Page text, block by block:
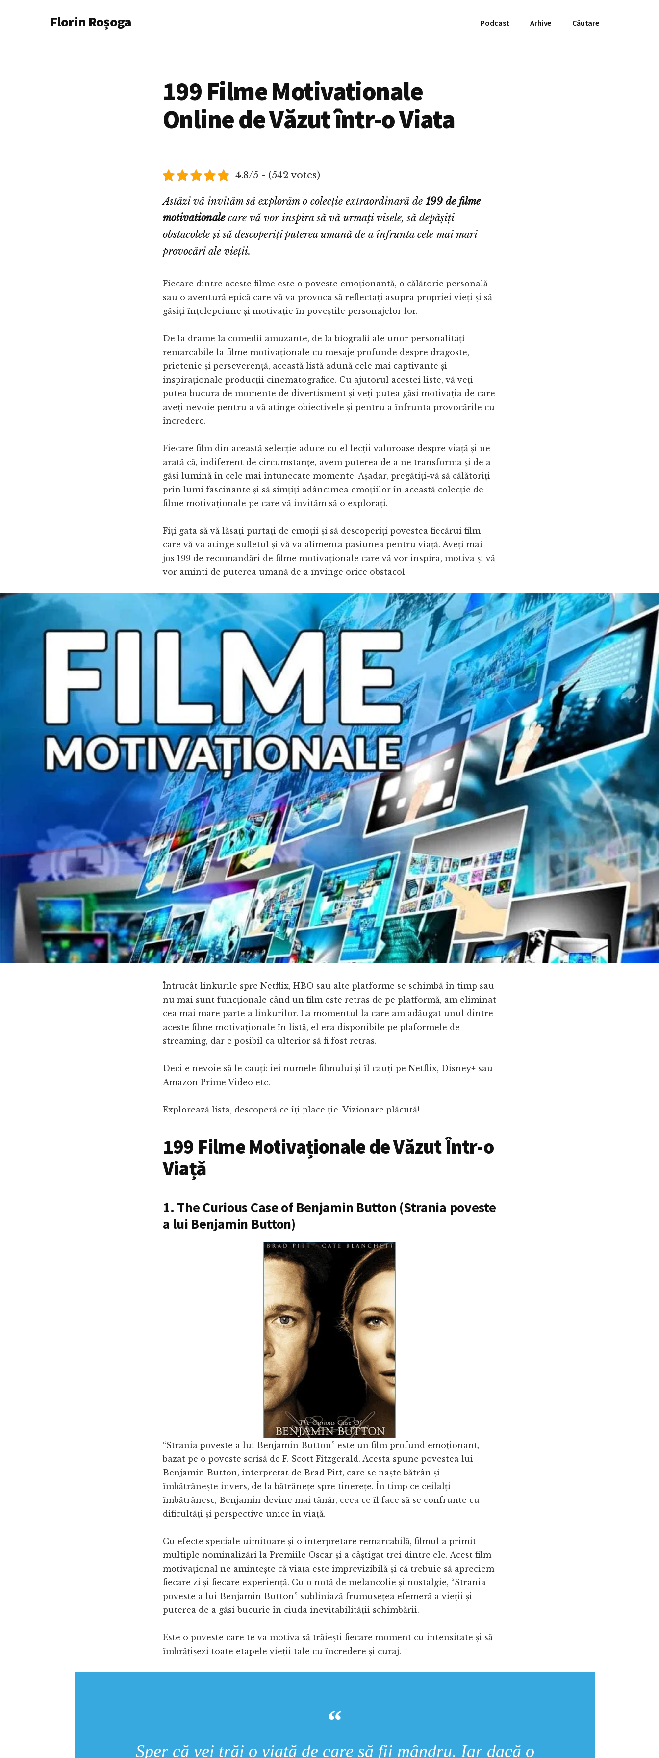
AdditionalFlorin Roșoga Podcast Arhive Căutare
199 Filme Motivationale
Online de Văzut într-o Viata
4.8/5 - (542 votes)
Astăzi vă invităm să explorăm o colecție extraordinară de 199 de filme
motivationalecare vă vor inspira să vă urmați visele, să depășiți
obstacolele și să descoperiți puterea umană de a înfrunta cele mai mari
provocări ale vieții.
Fiecare dintre aceste filme este o poveste emoționantă, o călătorie personală
sau o aventură epică care vă va provoca să reflectați asupra propriei vieți și să
găsiți înțelepciune și motivație în poveștile personajelor lor.
De la drame la comedii amuzante, de la biografii ale unor personalități
remarcabile la filme motivaționale cu mesaje profunde despre dragoste,
prietenie și perseverență, această listă adună cele mai captivante și
inspiraționale producții cinematografice. Cu ajutorul acestei liste, vă veți
putea bucura de momente de divertisment și veți putea găsi motivația de care
aveți nevoie pentru a vă atinge obiectivele și pentru a înfrunta provocările cu
încredere.
Fiecare film din această selecție aduce cu el lecții valoroase despre viață și ne
arată că, indiferent de circumstanțe, avem puterea de a ne transforma și de a
găsi lumină în cele mai întunecate momente. Așadar, pregătiți-vă să călătoriți
prin lumi fascinante și să simțiți adâncimea emoțiilor în această colecție de
filme motivaționale pe care vă invităm să o explorați.
Fiți gata să vă lăsați purtați de emoții și să descoperiți povestea fiecărui film
care vă va atinge sufletul și vă va alimenta pasiunea pentru viață. Aveți mai
jos 199 de recomandări de filme motivaționale care vă vor inspira, motiva și vă
vor aminti de puterea umană de a învinge orice obstacol.
Întrucât linkurile spre Netflix, HBO sau alte platforme se schimbă în timp sau
nu mai sunt funcționale când un film este retras de pe platformă, am eliminat
cea mai mare parte a linkurilor. La momentul la care am adăugat unul dintre
aceste filme motivaționale în listă, el era disponibile pe plaformele de
streaming, dar e posibil ca ulterior să fi fost retras.
Deci e nevoie să le cauți: iei numele filmului și îl cauți pe Netflix, Disney+ sau
Amazon Prime Video etc.
Explorează lista, descoperă ce îți place ție. Vizionare plăcută!
199 Filme Motivaționale de Văzut Într-o
Viață
1. The Curious Case of Benjamin Button (Strania poveste
a lui Benjamin Button)
“Strania poveste a lui Benjamin Button” este un film profund emoționant,
bazat pe o poveste scrisă de F. Scott Fitzgerald. Acesta spune povestea lui
Benjamin Button, interpretat de Brad Pitt, care se naște bătrân și
îmbătrânește invers, de la bătrânețe spre tinerețe. În timp ce ceilalți
îmbătrânesc, Benjamin devine mai tânăr, ceea ce îl face să se confrunte cu
dificultăți și perspective unice în viață.
Cu efecte speciale uimitoare și o interpretare remarcabilă, filmul a primit
multiple nominalizări la Premiile Oscar și a câștigat trei dintre ele. Acest film
motivațional ne amintește că viața este imprevizibilă și că trebuie să apreciem
fiecare zi și fiecare experiență. Cu o notă de melancolie și nostalgie, “Strania
poveste a lui Benjamin Button” subliniază frumusețea efemeră a vieții și
puterea de a găsi bucurie în ciuda inevitabilității schimbării.
Este o poveste care te va motiva să trăiești fiecare moment cu intensitate și să
îmbrățișezi toate etapele vieții tale cu încredere și curaj.
Sper că vei trăi o viață de care să fii mândru. Iar dacă o